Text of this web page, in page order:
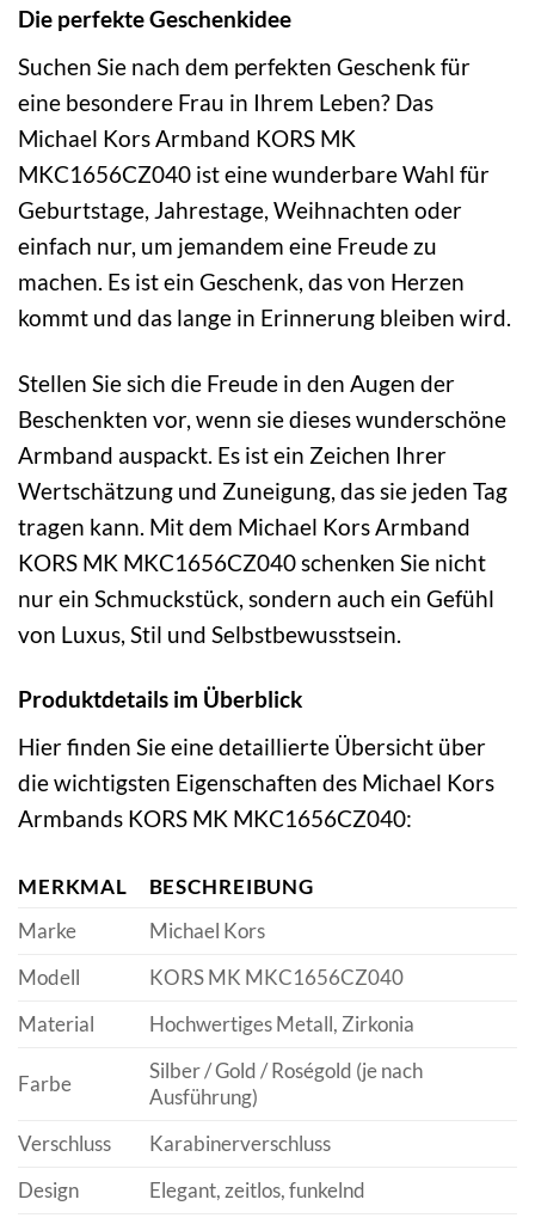
Die perfekte Geschenkidee
Suchen Sie nach dem perfekten Geschenk für
eine besondere Frau in Ihrem Leben? Das
Michael Kors Armband KORS MK
MKC1656CZ040 ist eine wunderbare Wahl für
Geburtstage, Jahrestage, Weihnachten oder
einfach nur, um jemandem eine Freude zu
machen. Es ist ein Geschenk, das von Herzen
kommt und das lange in Erinnerung bleiben wird.
Stellen Sie sich die Freude in den Augen der
Beschenkten vor, wenn sie dieses wunderschöne
Armband auspackt. Es ist ein Zeichen Ihrer
Wertschätzung und Zuneigung, das sie jeden Tag
tragen kann. Mit dem Michael Kors Armband
KORS MK MKC1656CZ040 schenken Sie nicht
nur ein Schmuckstück, sondern auch ein Gefühl
von Luxus, Stil und Selbstbewusstsein.
Produktdetails im Überblick
Hier finden Sie eine detaillierte Übersicht über
die wichtigsten Eigenschaften des Michael Kors
Armbands KORS MK MKC1656CZ040:
MERKMAL
BESCHREIBUNG
Marke
Michael Kors
Modell
KORS MK MKC1656CZ040
Material
Hochwertiges Metall, Zirkonia
Farbe
Silber / Gold / Roségold (je nach
Ausführung)
Verschluss
Karabinerverschluss
Design
Elegant, zeitlos, funkelnd